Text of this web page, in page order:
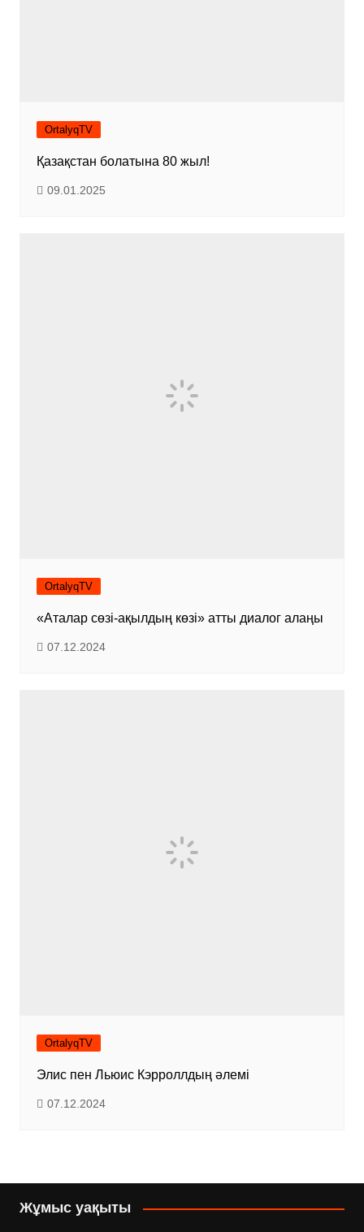
OrtalyqTV
Қазақстан болатына 80 жыл!
09.01.2025
OrtalyqTV
«Аталар сөзі-ақылдың көзі» атты диалог алаңы
07.12.2024
OrtalyqTV
Элис пен Льюис Кэрроллдың әлемі
07.12.2024
Жұмыс уақыты